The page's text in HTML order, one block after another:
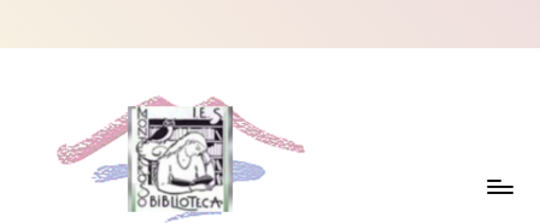
Saltar